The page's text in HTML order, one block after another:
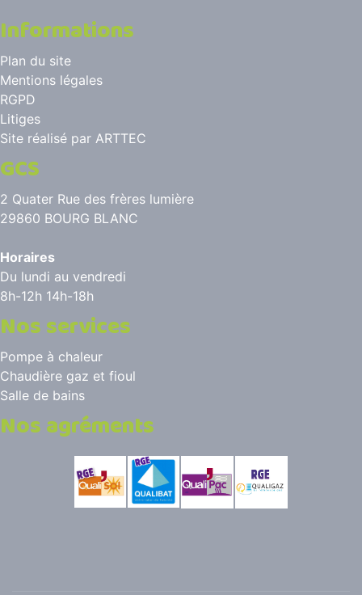
Informations
Plan du site
Mentions légales
RGPD
Litiges
Site réalisé par ARTTEC
GCS
2 Quater Rue des frères lumière
29860 BOURG BLANC
Horaires
Du lundi au vendredi
8h-12h 14h-18h
Nos services
Pompe à chaleur
Chaudière gaz et fioul
Salle de bains
Nos agréments